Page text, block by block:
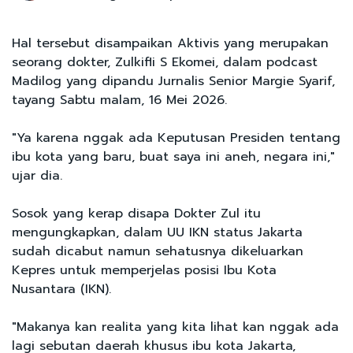
Hal tersebut disampaikan Aktivis yang merupakan
seorang dokter, Zulkifli S Ekomei, dalam podcast
Madilog yang dipandu Jurnalis Senior Margie Syarif,
tayang Sabtu malam, 16 Mei 2026.
"Ya karena nggak ada Keputusan Presiden tentang
ibu kota yang baru, buat saya ini aneh, negara ini,"
ujar dia.
Sosok yang kerap disapa Dokter Zul itu
mengungkapkan, dalam UU IKN status Jakarta
sudah dicabut namun sehatusnya dikeluarkan
Kepres untuk memperjelas posisi Ibu Kota
Nusantara (IKN).
"Makanya kan realita yang kita lihat kan nggak ada
lagi sebutan daerah khusus ibu kota Jakarta,